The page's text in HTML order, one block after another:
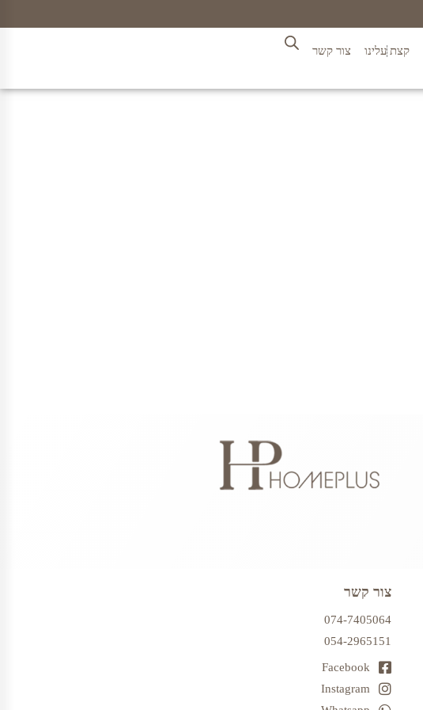
קצת עלינו צור קשר
צור קשר
074-7405064
054-2965151
Facebook
Instagram